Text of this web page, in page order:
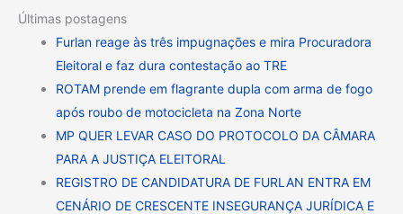
Últimas postagens
Furlan reage às três impugnações e mira Procuradora
Eleitoral e faz dura contestação ao TRE
ROTAM prende em flagrante dupla com arma de fogo
após roubo de motocicleta na Zona Norte
MP QUER LEVAR CASO DO PROTOCOLO DA CÂMARA
PARA A JUSTIÇA ELEITORAL
REGISTRO DE CANDIDATURA DE FURLAN ENTRA EM
CENÁRIO DE CRESCENTE INSEGURANÇA JURÍDICA E